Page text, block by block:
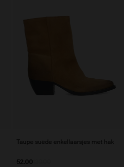
Taupe suède enkellaarsjes met hak
52.00